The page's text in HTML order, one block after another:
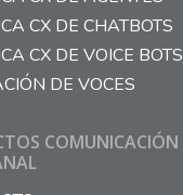
CX DE CHATBOTS
CX DE VOICE BOTS
DE VOCES
COMUNICACIÓN